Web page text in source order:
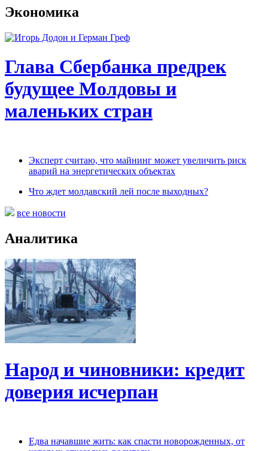
Экономика
Глава Сбербанка предрек
будущее Молдовы и
маленьких стран
Эксперт считаю, что майнинг может увеличить риск
аварий на энергетических объектах
Что ждет молдавский лей после выходных?
все новости
Аналитика
Народ и чиновники: кредит
доверия исчерпан
Едва начавшие жить: как спасти новорожденных, от